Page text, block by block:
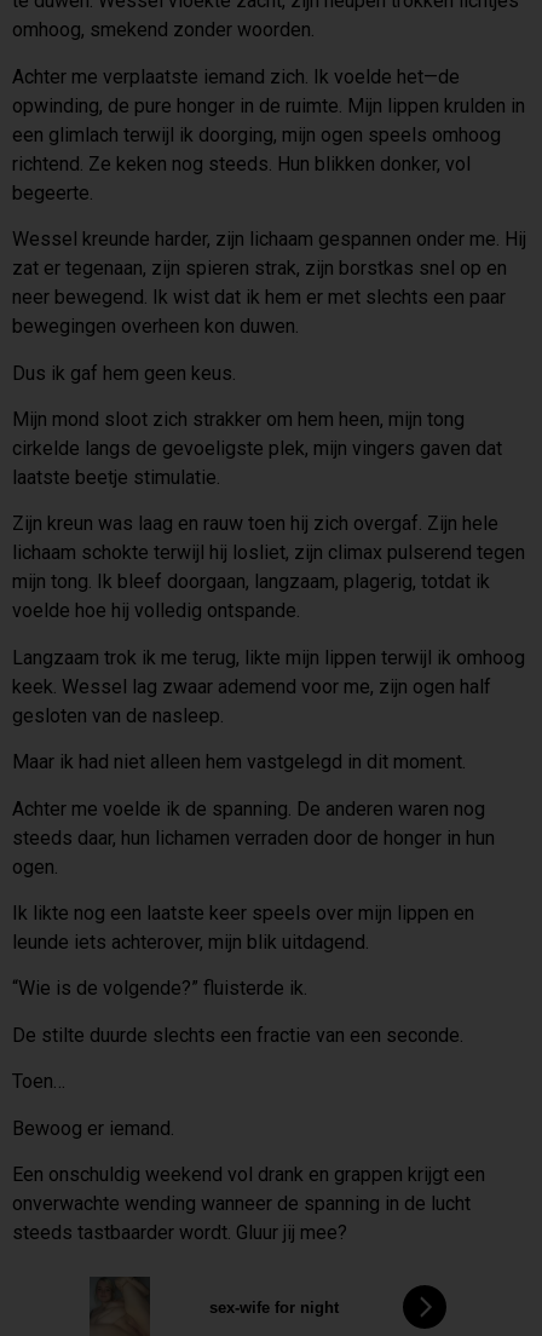
omhoog, smekend zonder woorden.
Achter me verplaatste iemand zich. Ik voelde het—de
opwinding, de pure honger in de ruimte. Mijn lippen krulden in
een glimlach terwijl ik doorging, mijn ogen speels omhoog
richtend. Ze keken nog steeds. Hun blikken donker, vol
begeerte.
Wessel kreunde harder, zijn lichaam gespannen onder me. Hij
zat er tegenaan, zijn spieren strak, zijn borstkas snel op en
neer bewegend. Ik wist dat ik hem er met slechts een paar
bewegingen overheen kon duwen.
Dus ik gaf hem geen keus.
Mijn mond sloot zich strakker om hem heen, mijn tong
cirkelde langs de gevoeligste plek, mijn vingers gaven dat
laatste beetje stimulatie.
Zijn kreun was laag en rauw toen hij zich overgaf. Zijn hele
lichaam schokte terwijl hij losliet, zijn climax pulserend tegen
mijn tong. Ik bleef doorgaan, langzaam, plagerig, totdat ik
voelde hoe hij volledig ontspande.
Langzaam trok ik me terug, likte mijn lippen terwijl ik omhoog
keek. Wessel lag zwaar ademend voor me, zijn ogen half
gesloten van de nasleep.
Maar ik had niet alleen hem vastgelegd in dit moment.
Achter me voelde ik de spanning. De anderen waren nog
steeds daar, hun lichamen verraden door de honger in hun
ogen.
Ik likte nog een laatste keer speels over mijn lippen en
leunde iets achterover, mijn blik uitdagend.
“Wie is de volgende?” fluisterde ik.
De stilte duurde slechts een fractie van een seconde.
Toen…
Bewoog er iemand.
Een onschuldig weekend vol drank en grappen krijgt een
onverwachte wending wanneer de spanning in de lucht
steeds tastbaarder wordt. Gluur jij mee?
sex-wife for night